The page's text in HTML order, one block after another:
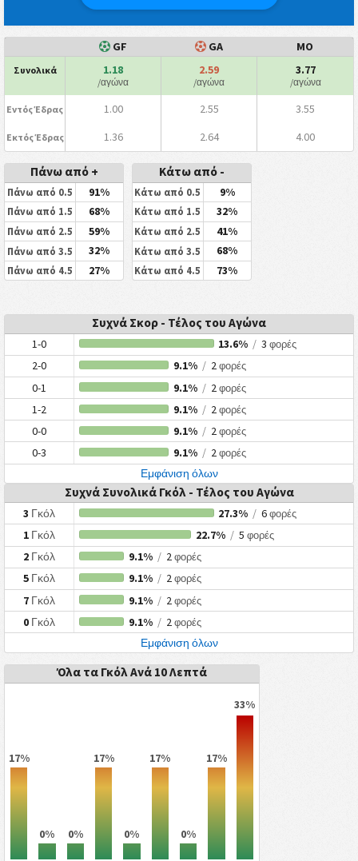
GF GA ΜΟ
Συνολικά 1.18
/αγώνα
2.59
/αγώνα
3.77
/αγώνα
Εντός Έδρας 1.00 2.55 3.55
Εκτός Έδρας 1.36 2.64 4.00
Πάνω από +
Πάνω από 0.5 91%
Πάνω από 1.5 68%
Πάνω από 2.5 59%
Πάνω από 3.5 32%
Πάνω από 4.5 27%
Κάτω από -
Κάτω από 0.5 9%
Κάτω από 1.5 32%
Κάτω από 2.5 41%
Κάτω από 3.5 68%
Κάτω από 4.5 73%
Συχνά Σκορ - Τέλος του Αγώνα
1-0 13.6% / 3φορές
2-0 9.1% /2 φορές
0-1 9.1% /2 φορές
1-2 9.1% /2 φορές
0-0 9.1% /2 φορές
0-3 9.1% /2 φορές
Εμφάνιση όλων
Συχνά Συνολικά Γκόλ - Τέλος του Αγώνα
3 Γκόλ 27.3% / 6φορές
1 Γκόλ 22.7% / 5φορές
2 Γκόλ 9.1% /2 φορές
5 Γκόλ 9.1% /2 φορές
7 Γκόλ 9.1% /2 φορές
0 Γκόλ 9.1% /2 φορές
Εμφάνιση όλων
Όλα τα Γκόλ Ανά 10 Λεπτά
17%
0% 0%
17%
0%
17%
0%
17%
33%